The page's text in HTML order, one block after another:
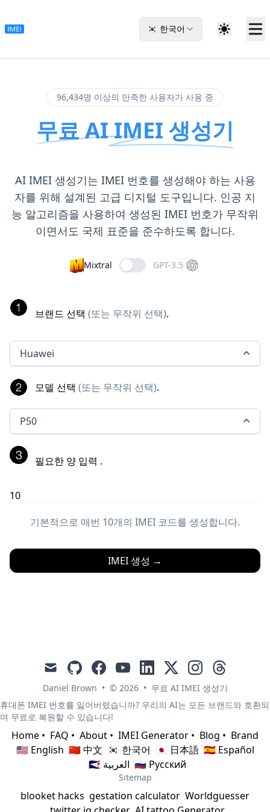
🇰🇷 한국어
96,434명 이상의 만족한 사용자가 사용 중
무료 AI IMEI 생성기
AI IMEI 생성기는 IMEI 번호를 생성해야 하는 사용
자를 위해 설계된 고급 디지털 도구입니다. 인공 지
능 알고리즘을 사용하여 생성된 IMEI 번호가 무작위
이면서도 국제 표준을 준수하도록 합니다.
Mixtral GPT-3.5
브랜드 선택 (또는 무작위 선택).
Huawei
모델 선택 (또는 무작위 선택).
P50
필요한 양 입력 .
기본적으로 매번 10개의 IMEI 코드를 생성합니다.
IMEI 생성 →
mail githubfacebookyoutubelinkedin
x instagramthreads
Daniel Brown • © 2026 • 무료 AI IMEI 생성기
휴대폰 IMEI 번호를 잃어버렸습니까? 우리의 AI는 모든 브랜드와 호환되
며 무료로 복원할 수 있습니다!
Home • FAQ • About • IMEI Generator • Blog • Brand
🇺🇸 English 🇨🇳 中文 🇰🇷 한국어 🇯🇵 日本語 🇪🇸 Español
🇸🇦 العربية 🇷🇺 Русский
Sitemap
blooket hacks gestation calculator Worldguesser